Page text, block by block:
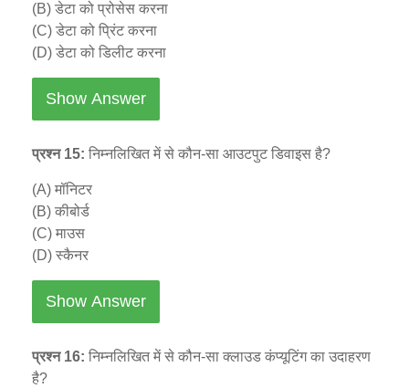
(B) डेटा को प्रोसेस करना
(C) डेटा को प्रिंट करना
(D) डेटा को डिलीट करना
Show Answer
प्रश्न 15: निम्नलिखित में से कौन-सा आउटपुट डिवाइस है?
(A) मॉनिटर
(B) कीबोर्ड
(C) माउस
(D) स्कैनर
Show Answer
प्रश्न 16: निम्नलिखित में से कौन-सा क्लाउड कंप्यूटिंग का उदाहरण
है?